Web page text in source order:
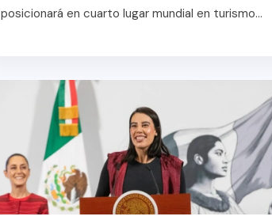
posicionará en cuarto lugar mundial en turismo...